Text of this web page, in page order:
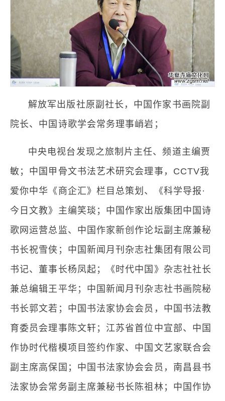
解放军出版社原副社长，中国作家书画院副
院长、中国诗歌学会常务理事峭岩；
中央电视台发现之旅制片主任、频道主编贾
敏；中国甲骨文书法艺术研究会理事，CCTV我
爱你中华《商企汇》栏目总策划、《科学导报·
今日文教》主编笑琰；中国作家出版集团中国诗
歌网运营总监、中国作家新创作论坛副主席兼秘
书长祝雪侠；中国新闻月刊杂志社集团有限公司
书记、董事长杨凤起；《时代中国》杂志社社长
兼总编辑王平华；中国新闻月刊杂志社书画院秘
书长郭文若；中国书法家协会会员，中国书法教
育委员会理事陈文轩；江苏省首位中宣部、中国
作协时代楷模项目签约作家、中国文艺家联合会
副主席高保国；中国书法家协会会员，南昌县书
法家协会常务副主席兼秘书长陈祖林；中国作协